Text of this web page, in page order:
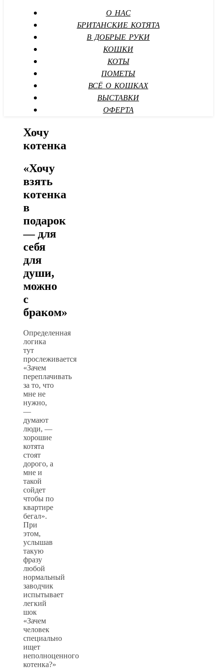
О НАС
БРИТАНСКИЕ КОТЯТА
В ДОБРЫЕ РУКИ
КОШКИ
КОТЫ
ПОМЕТЫ
ВСЁ О КОШКАХ
ВЫСТАВКИ
ОФЕРТА
Хочу
котенка
«Хочу
взять
котенка
в
подарок
— для
себя
для
души,
можно
с
браком»
Определенная
логика
тут
прослеживается
«Зачем
переплачивать
за то, что
мне не
нужно,
—
думают
люди, —
хорошие
котята
стоят
дорого, а
мне и
такой
сойдет
чтобы по
квартире
бегал».
При
этом,
услышав
такую
фразу
любой
нормальный
заводчик
испытывает
легкий
шок
«Зачем
человек
специально
ищет
неполноценного
котенка?»